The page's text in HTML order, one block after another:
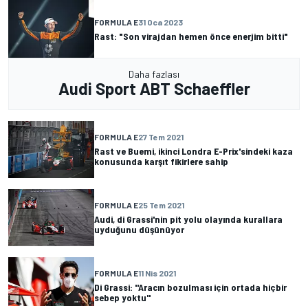
FORMULA E31 Oca 2023
Rast: "Son virajdan hemen önce enerjim bitti"
Daha fazlası
Audi Sport ABT Schaeffler
FORMULA E27 Tem 2021
Rast ve Buemi, ikinci Londra E-Prix'sindeki kaza
konusunda karşıt fikirlere sahip
FORMULA E25 Tem 2021
Audi, di Grassi'nin pit yolu olayında kurallara
uyduğunu düşünüyor
FORMULA E11 Nis 2021
Di Grassi: ''Aracın bozulması için ortada hiçbir
sebep yoktu''